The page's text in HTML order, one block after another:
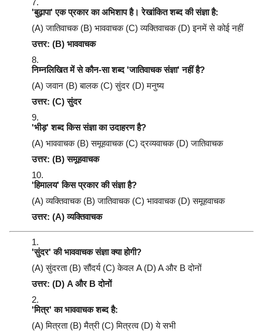
'बुढ़ापा' एक प्रकार का अभिशाप है। रेखांकित शब्द की संज्ञा है:
(A) जातिवाचक (B) भाववाचक (C) व्यक्तिवाचक (D) इनमें से कोई नहीं
उत्तर: (B) भाववाचक
निम्नलिखित में से कौन-सा शब्द 'जातिवाचक संज्ञा' नहीं है?
(A) जवान (B) बालक (C) सुंदर (D) मनुष्य
उत्तर: (C) सुंदर
'भीड़' शब्द किस संज्ञा का उदाहरण है?
(A) भाववाचक (B) समूहवाचक (C) द्रव्यवाचक (D) जातिवाचक
उत्तर: (B) समूहवाचक
'हिमालय' किस प्रकार की संज्ञा है?
(A) व्यक्तिवाचक (B) जातिवाचक (C) भाववाचक (D) समूहवाचक
उत्तर: (A) व्यक्तिवाचक
'सुंदर' की भाववाचक संज्ञा क्या होगी?
(A) सुंदरता (B) सौंदर्य (C) केवल A (D) A और B दोनों
उत्तर: (D) A और B दोनों
'मित्र' का भाववाचक शब्द है:
(A) मित्रता (B) मैत्री (C) मित्रत्व (D) ये सभी